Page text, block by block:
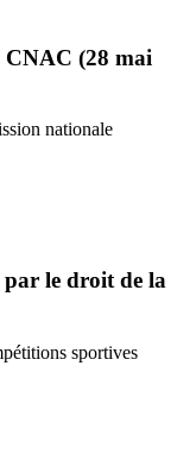
CNAC (28 mai
nationale
par le droit de la
sportives